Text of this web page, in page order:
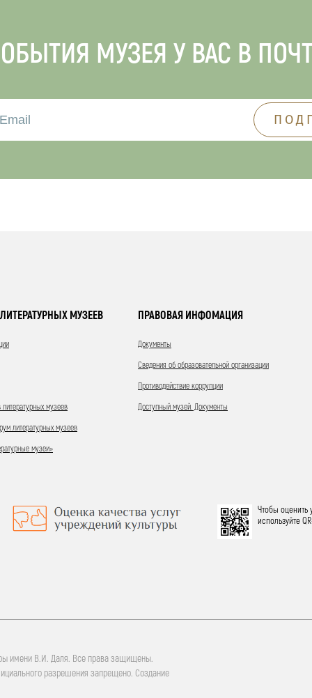
МУЗЕЯ У ВАС В
МУЗЕЕВ
музеев
литературных музеев
музеи»
ПРАВОВАЯ ИНФОМАЦИЯ
Документы
Сведения об образовательной организации
Противодействие коррупции
Доступный музей. Документы
Чтобы оценить
используйте
имени В.И. Даля. Все права защищены.
разрешения запрещено. Создание